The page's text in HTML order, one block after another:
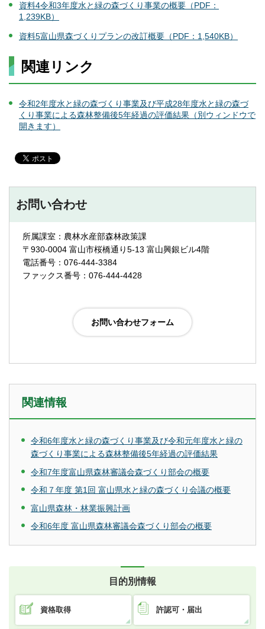
資料4令和3年度水と緑の森づくり事業の概要（PDF：
1,239KB）
資料5富山県森づくりプランの改訂概要（PDF：1,540KB）
関連リンク
令和2年度水と緑の森づくり事業及び平成28年度水と緑の森づ
くり事業による森林整備後5年経過の評価結果（別ウィンドウで
開きます）
お問い合わせ
所属課室：農林水産部森林政策課
〒930-0004 富山市桜橋通り5-13 富山興銀ビル4階
電話番号：076-444-3384
ファックス番号：076-444-4428
関連情報
令和6年度水と緑の森づくり事業及び令和元年度水と緑の
森づくり事業による森林整備後5年経過の評価結果
令和7年度富山県森林審議会森づくり部会の概要
令和７年度 第1回 富山県水と緑の森づくり会議の概要
富山県森林・林業振興計画
令和6年度 富山県森林審議会森づくり部会の概要
目的別情報
資格取得 許認可・届出